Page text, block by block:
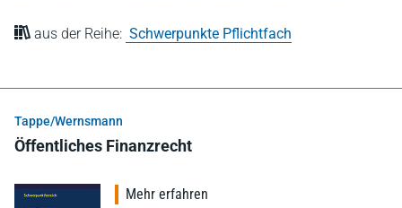
aus der Reihe: Schwerpunkte Pflichtfach
Tappe/Wernsmann
Öffentliches Finanzrecht
Mehr erfahren